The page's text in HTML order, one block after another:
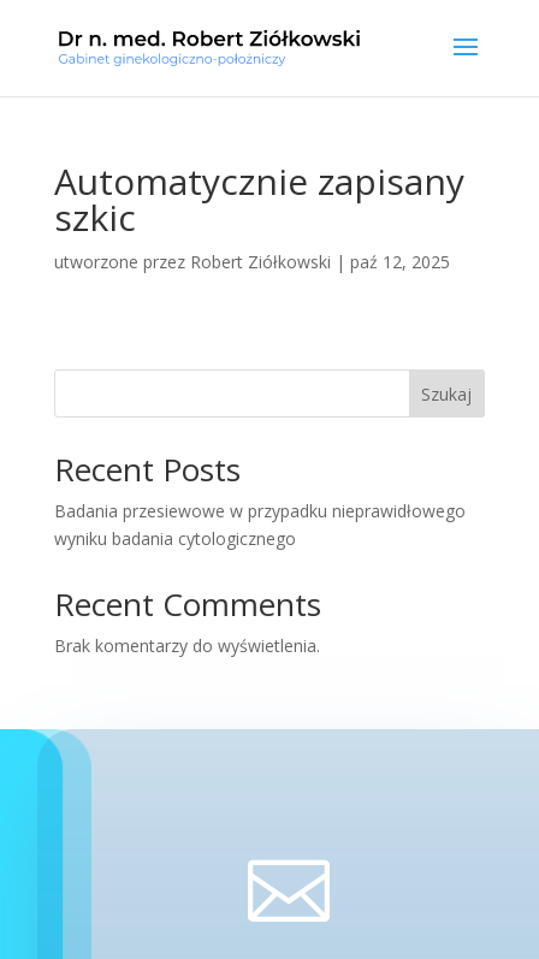
Automatycznie zapisany
szkic
utworzone przez Robert Ziółkowski | paź 12, 2025
Szukaj
Recent Posts
Badania przesiewowe w przypadku nieprawidłowego
wyniku badania cytologicznego
Recent Comments
Brak komentarzy do wyświetlenia.
